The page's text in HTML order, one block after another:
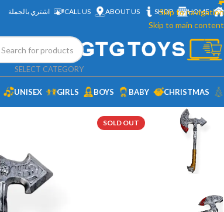
Skip to navigation
Skip to main content
HOME
SHOP
ABOUT US
CALL US اشتري بالجملة
SELECT CATEGORY
CHRISTMAS
BABY
BOYS
GIRLS
UNISEX
SOLD OUT